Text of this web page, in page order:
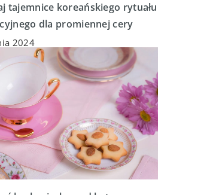
tajemnice koreańskiego rytuału
dla promiennej cery
2024